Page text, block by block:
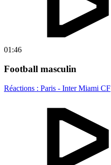
01:46
Football masculin
Réactions : Paris - Inter Miami CF